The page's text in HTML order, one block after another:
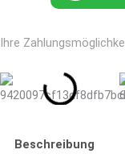
Ihre
Beschreibung